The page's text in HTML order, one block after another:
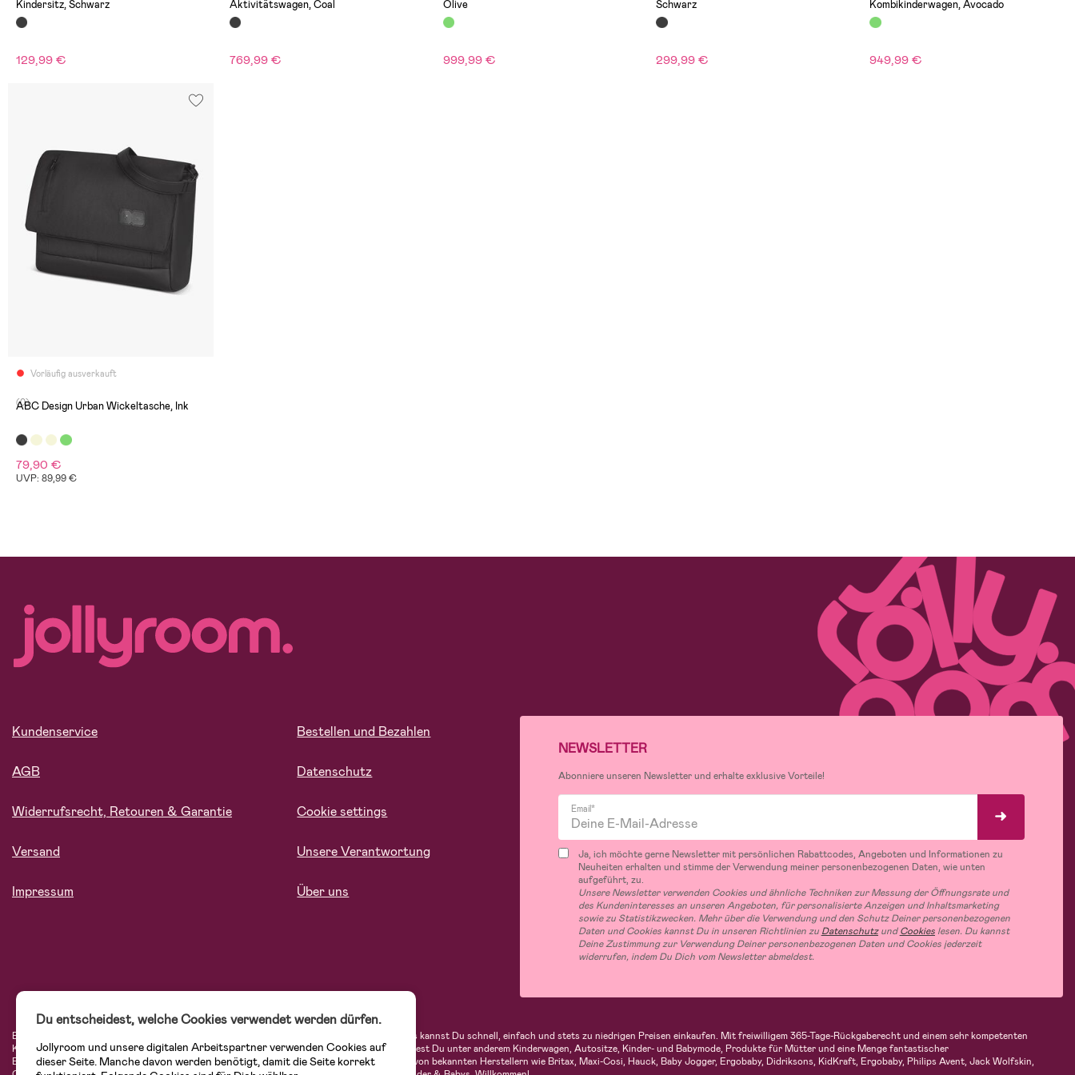
Kindersitz, Schwarz
129,99 €
Aktivitätswagen, Coal
769,99 €
Olive
999,99 €
Schwarz
299,99 €
Kombikinderwagen, Avocado
949,99 €
Vorläufig ausverkauft
(0)
ABC Design Urban Wickeltasche, Ink
79,90 €
UVP: 89,99 €
Kundenservice
AGB
Widerrufsrecht, Retouren & Garantie
Versand
Impressum
Bestellen und Bezahlen
Datenschutz
Cookie settings
Unsere Verantwortung
Über uns
NEWSLETTER
Abonniere unseren Newsletter und erhalte exklusive Vorteile!
Email*
Ja, ich möchte gerne Newsletter mit persönlichen Rabattcodes, Angeboten und Informationen zu
Neuheiten erhalten und stimme der Verwendung meiner personenbezogenen Daten, wie unten
aufgeführt, zu.
Unsere Newsletter verwenden Cookies und ähnliche Techniken zur Messung der Öffnungsrate und
des Kundeninteresses an unseren Angeboten, für personalisierte Anzeigen und Inhaltsmarketing
sowie zu Statistikzwecken. Mehr über die Verwendung und den Schutz Deiner personenbezogenen
Daten und Cookies kannst Du in unseren Richtlinien zu DatenschutzundCookieslesen. Du kannst
Deine Zustimmung zur Verwendung Deiner personenbezogenen Daten und Cookies jederzeit
widerrufen, indem Du Dich vom Newsletter abmeldest.
Bei Jollyroom.de findest Du eine tolle Auswahl an Produkten für Familien mit Kindern. Bei uns kannst Du schnell, einfach und stets zu niedrigen Preisen einkaufen. Mit freiwilligem 365-Tage-Rückgaberecht und einem sehr kompetenten
Kundenservice kannst Du Dich beim Einkauf bei uns sicher fühlen. In unserem Sortiment findest Du unter anderem Kinderwagen, Autositze, Kinder- und Babymode, Produkte für Mütter und eine Menge fantastischer
Einrichtungsgegenstände, Spielsachen, Babyprodukte und vieles mehr. Wir haben Produkte von bekannten Herstellern wie Britax, Maxi-Cosi, Hauck, Baby Jogger, Ergobaby, Didriksons, KidKraft, Ergobaby, Philips Avent, Jack Wolfskin,
Du entscheidest, welche Cookies verwendet werden dürfen.
Jollyroom und unsere digitalen Arbeitspartner verwenden Cookies auf
dieser Seite. Manche davon werden benötigt, damit die Seite korrekt